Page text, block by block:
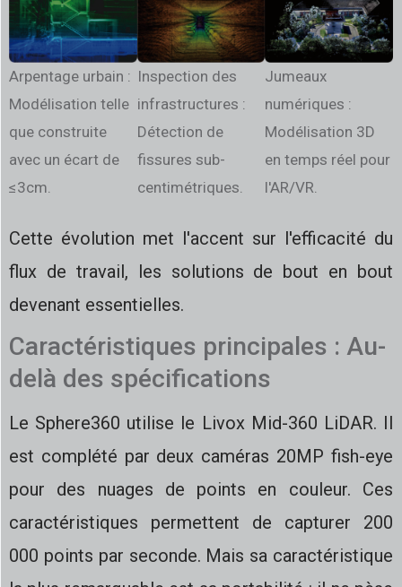
Arpentage urbain :
Modélisation telle
que construite
avec un écart de
≤3cm.
Inspection des
infrastructures :
Détection de
fissures sub-
centimétriques.
Jumeaux
numériques :
Modélisation 3D
en temps réel pour
l'AR/VR.
Cette évolution met l'accent sur l'efficacité du
flux de travail, les solutions de bout en bout
devenant essentielles.
Caractéristiques principales : Au-
delà des spécifications
Le Sphere360 utilise le Livox Mid-360 LiDAR. Il
est complété par deux caméras 20MP fish-eye
pour des nuages de points en couleur. Ces
caractéristiques permettent de capturer 200
000 points par seconde. Mais sa caractéristique